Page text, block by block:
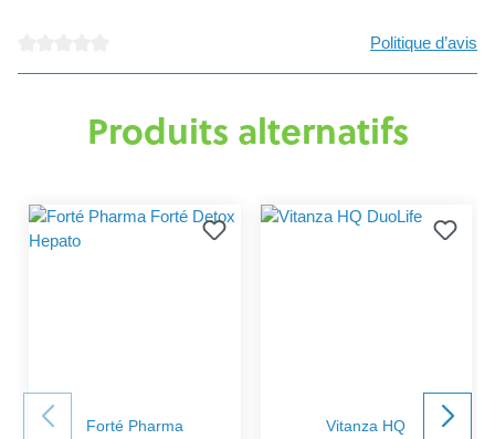
Politique d’avis
Produits alternatifs
Forté Pharma Vitanza HQ